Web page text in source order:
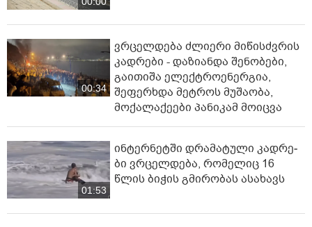
00:34
ვრცელდება ძლიერი მიწისძვრის
კადრები - დაზიანდა შენობები,
გაითიშა ელექტროენერგია,
შეფერხდა მეტროს მუშაობა,
მოქალაქეები პანიკამ მოიცვა
01:53
ინ­ტერ­ნეტ­ში დრა­მა­ტუ­ლი კად­რე­
ბი ვრცელდება, რომელიც 16
წლის ბიჭის გმირობას ასახავს